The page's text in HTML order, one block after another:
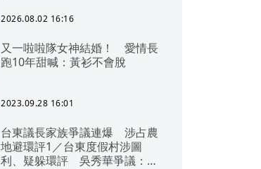
2026.08.02 16:16
又一啦啦隊女神結婚！ 愛情長
跑10年甜喊：黃衫不會脫
2023.09.28 16:01
台東議長家族爭議連爆 涉占農
地避環評1／台東度假村涉圖
利、疑躲環評 吳秀華爭議：概